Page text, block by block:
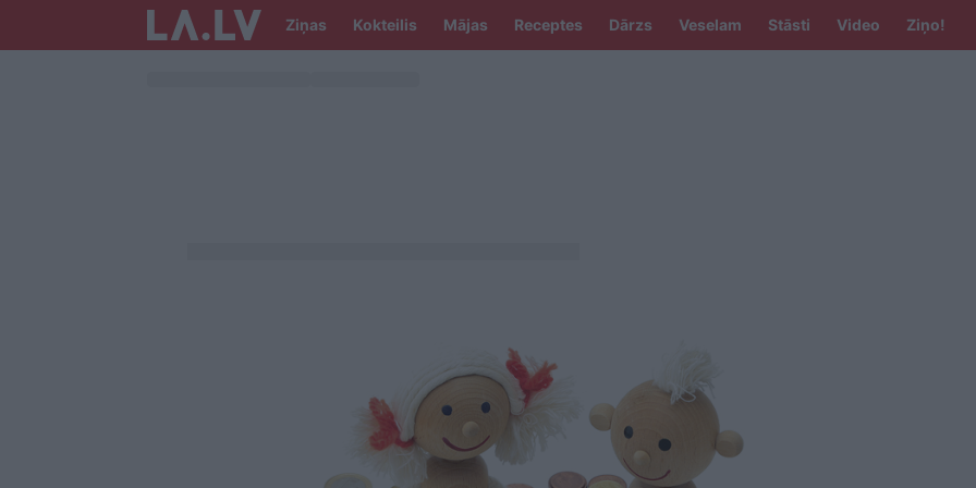
Ziņas Kokteilis Mājas Receptes Dārzs Veselam Stāsti Video Ziņo!